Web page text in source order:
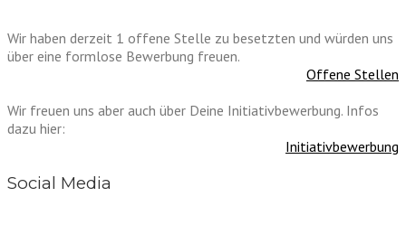
Wir haben derzeit 1 offene Stelle zu besetzten und würden uns
über eine formlose Bewerbung freuen.
Offene Stellen
Wir freuen uns aber auch über Deine Initiativbewerbung. Infos
dazu hier:
Initiativbewerbung
Social Media